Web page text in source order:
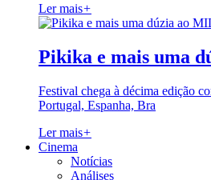
Ler mais+
Pikika e mais uma
Festival chega à décima edição
Portugal, Espanha, Bra
Ler mais+
Cinema
Notícias
Análises